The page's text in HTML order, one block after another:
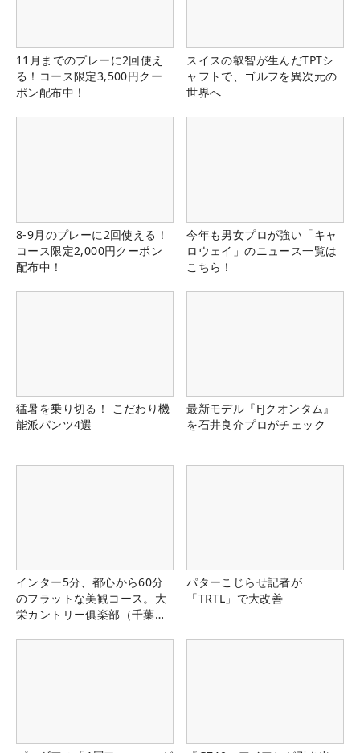
11月までのプレーに2回使え
る！コース限定3,500円クー
ポン配布中！
スイスの叡智が生んだTPTシ
ャフトで、ゴルフを異次元の
世界へ
8-9月のプレーに2回使える！
コース限定2,000円クーポン
配布中！
今年も男女プロが強い「キャ
ロウェイ」のニュース一覧は
こちら！
猛暑を乗り切る！ こだわり機
能派パンツ4選
最新モデル『FJクオンタム』
を石井良介プロがチェック
インター5分、都心から60分
のフラットな美観コース。大
栄カントリー俱楽部（千葉
パターこじらせ記者が
「TRTL」で大改善